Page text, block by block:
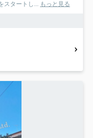
スタートし... もっと見る